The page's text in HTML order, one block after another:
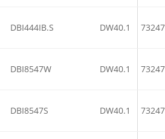
DBI444IB.S DW40.1
DBI8547W DW40.1
DBI8547S DW40.1